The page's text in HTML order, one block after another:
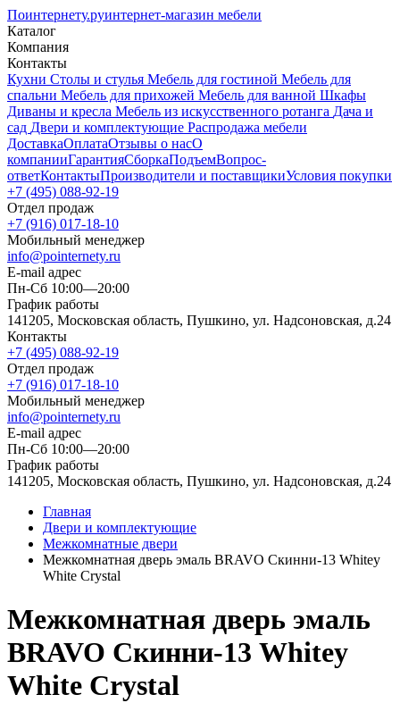
Поинтернету.руинтернет-магазин мебели
Каталог
Компания
Контакты
Кухни Столы и стулья Мебель для гостиной Мебель для
спальни Мебель для прихожей Мебель для ванной Шкафы
Диваны и кресла Мебель из искусственного ротанга Дача и
сад Двери и комплектующие Распродажа мебели
ДоставкаОплатаОтзывы о насО
компанииГарантияСборкаПодъемВопрос-
ответКонтактыПроизводители и поставщикиУсловия покупки
+7 (495) 088-92-19
Отдел продаж
+7 (916) 017-18-10
Мобильный менеджер
info@pointernety.ru
E-mail адрес
Пн-Сб 10:00—20:00
График работы
141205, Московская область, Пушкино, ул. Надсоновская, д.24
Контакты
+7 (495) 088-92-19
Отдел продаж
+7 (916) 017-18-10
Мобильный менеджер
info@pointernety.ru
E-mail адрес
Пн-Сб 10:00—20:00
График работы
141205, Московская область, Пушкино, ул. Надсоновская, д.24
Главная
Двери и комплектующие
Межкомнатные двери
Межкомнатная дверь эмаль BRAVO Скинни-13 Whitey
White Сrystal
Межкомнатная дверь эмаль
BRAVO Скинни-13 Whitey
White Сrystal